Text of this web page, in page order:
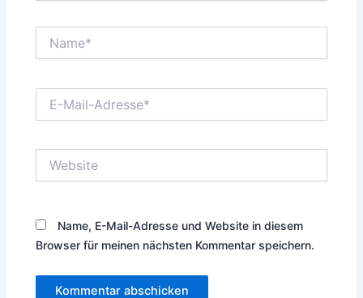
Mail-
Name, E-Mail-Adresse und Website in diesem
Browser für meinen nächsten Kommentar speichern.